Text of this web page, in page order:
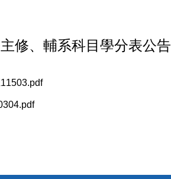
修、輔系科目學分表公告